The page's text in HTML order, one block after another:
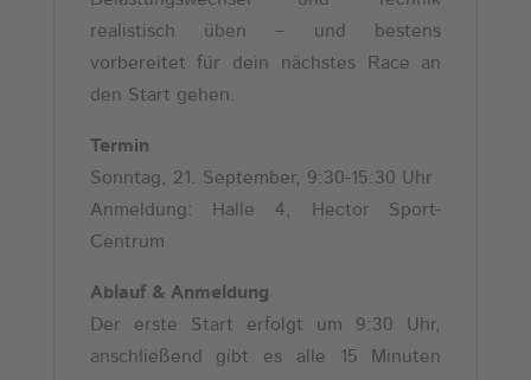
realistisch üben – und bestens
vorbereitet für dein nächstes Race an
den Start gehen.
Termin
Sonntag, 21. September, 9:30-15:30 Uhr
Anmeldung: Halle 4, Hector Sport-
Centrum
Ablauf & Anmeldung
Der erste Start erfolgt um 9:30 Uhr,
anschließend gibt es alle 15 Minuten